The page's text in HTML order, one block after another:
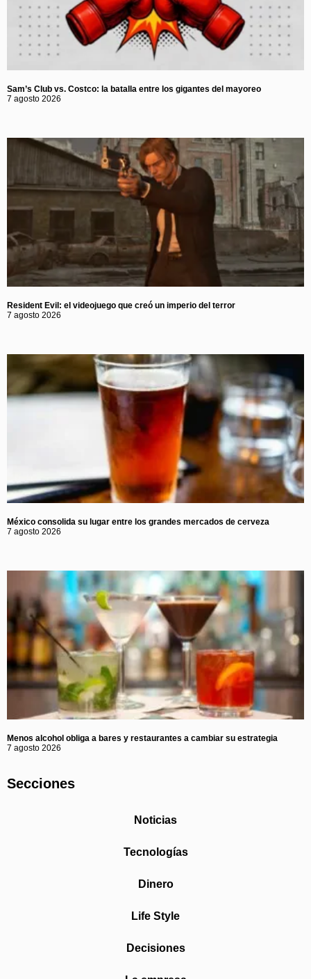
Sam’s Club vs. Costco: la batalla entre los gigantes del mayoreo
7 agosto 2026
Resident Evil: el videojuego que creó un imperio del terror
7 agosto 2026
México consolida su lugar entre los grandes mercados de cerveza
7 agosto 2026
Menos alcohol obliga a bares y restaurantes a cambiar su estrategia
7 agosto 2026
Secciones
Noticias
Tecnologías
Dinero
Life Style
Decisiones